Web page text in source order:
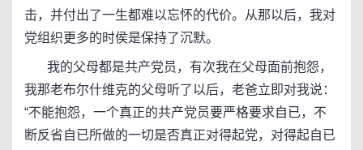
击，并付出了一生都难以忘怀的代价。从那以后，我对
党组织更多的时侯是保持了沉默。
我的父母都是共产党员，有次我在父母面前抱怨，
我那老布尔什维克的父母听了以后，老爸立即对我说：
“不能抱怨，一个真正的共产党员要严格要求自已，不
断反省自已所做的一切是否真正对得起党，对得起自已